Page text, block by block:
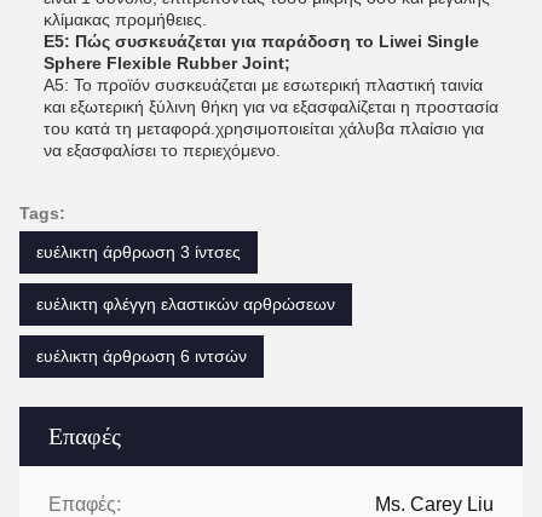
Επαφές
Επαφές: Ms. Carey Liu
κλίμακας προμήθειες.
Ε5: Πώς συσκευάζεται για παράδοση το Liwei Single
Sphere Flexible Rubber Joint;
Α5: Το προϊόν συσκευάζεται με εσωτερική πλαστική ταινία
και εξωτερική ξύλινη θήκη για να εξασφαλίζεται η προστασία
του κατά τη μεταφορά.χρησιμοποιείται χάλυβα πλαίσιο για
να εξασφαλίσει το περιεχόμενο.
Tags:
ευέλικτη άρθρωση 3 ίντσες
ευέλικτη φλέγγη ελαστικών αρθρώσεων
ευέλικτη άρθρωση 6 ιντσών